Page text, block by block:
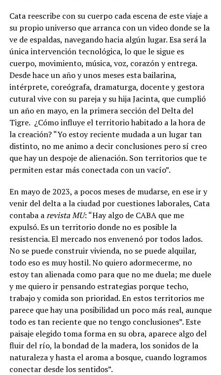
Cata reescribe con su cuerpo cada escena de este viaje a
su propio universo que arranca con un video donde se la
ve de espaldas, navegando hacia algún lugar. Esa será la
única intervención tecnológica, lo que le sigue es
cuerpo, movimiento, música, voz, corazón y entrega.
Desde hace un año y unos meses esta bailarina,
intérprete, coreógrafa, dramaturga, docente y gestora
cutural vive con su pareja y su hija Jacinta, que cumplió
un año en mayo, en la primera sección del Delta del
Tigre. ¿Cómo influye el territorio habitado a la hora de
la creación? “Yo estoy reciente mudada a un lugar tan
distinto, no me animo a decir conclusiones pero sí creo
que hay un despoje de alienación. Son territorios que te
permiten estar más conectada con un vacío”.
En mayo de 2023, a pocos meses de mudarse, en ese ir y
venir del delta a la ciudad por cuestiones laborales, Cata
contaba arevista MU: “Hay algo de CABA que me
expulsó. Es un territorio donde no es posible la
resistencia. El mercado nos envenenó por todos lados.
No se puede construir vivienda, no se puede alquilar,
todo eso es muy hostil. No quiero adormecerme, no
estoy tan alienada como para que no me duela; me duele
y me quiero ir pensando estrategias porque techo,
trabajo y comida son prioridad. En estos territorios me
parece que hay una posibilidad un poco más real, aunque
todo es tan reciente que no tengo conclusiones”. Este
paisaje elegido toma forma en su obra, aparece algo del
fluir del río, la bondad de la madera, los sonidos de la
naturaleza y hasta el aroma a bosque, cuando logramos
conectar desde los sentidos”.